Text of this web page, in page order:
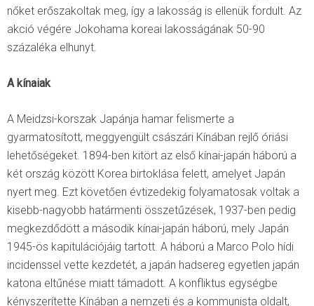
nőket erőszakoltak meg, így a lakosság is ellenük fordult. Az
akció végére Jokohama koreai lakosságának 50-90
százaléka elhunyt.
A kínaiak
A Meidzsi-korszak Japánja hamar felismerte a
gyarmatosított, meggyengült császári Kínában rejlő óriási
lehetőségeket. 1894-ben kitört az első kínai-japán háború a
két ország között Korea birtoklása felett, amelyet Japán
nyert meg. Ezt követően évtizedekig folyamatosak voltak a
kisebb-nagyobb határmenti összetűzések, 1937-ben pedig
megkezdődött a második kínai-japán háború, mely Japán
1945-ös kapitulációjáig tartott. A háború a Marco Polo hídi
incidenssel vette kezdetét, a japán hadsereg egyetlen japán
katona eltűnése miatt támadott. A konfliktus egységbe
kényszerítette Kínában a nemzeti és a kommunista oldalt,